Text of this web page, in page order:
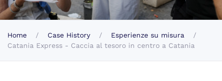
Home Case History
Esperienze su misura
Catania Express - Caccia al tesoro in centro a Catania